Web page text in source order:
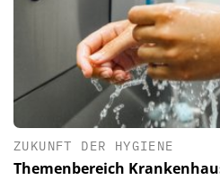
ZUKUNFT DER HYGIENE
Themenbereich